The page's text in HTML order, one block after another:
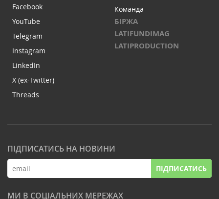
Facebook
YouTube
Telegram
Instagram
LinkedIn
X (ex-Twitter)
Threads
Команда
БІРЖА
LATIFUNDIMAG
LATIPRODUCTION
ПІДПИСАТИСЬ НА НОВИНИ
ПІДПИСАТИСЬ
МИ В СОЦІАЛЬНИХ МЕРЕЖАХ